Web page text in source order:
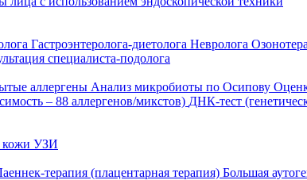
Гастроэнтеролога-диетолога Невролога
специалиста-подолога
аллергены Анализ микробиоты по Осипову
– 88 аллергенов/микстов) ДНК-тест
кожи УЗИ
терапия (плацентарная терапия) Большая